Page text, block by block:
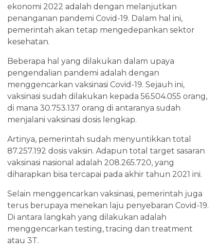
ekonomi 2022 adalah dengan melanjutkan
penanganan pandemi Covid-19. Dalam hal ini,
pemerintah akan tetap mengedepankan sektor
kesehatan.
Beberapa hal yang dilakukan dalam upaya
pengendalian pandemi adalah dengan
menggencarkan vaksinasi Covid-19. Sejauh ini,
vaksinasi sudah dilakukan kepada 56.504.055 orang,
di mana 30.753.137 orang di antaranya sudah
menjalani vaksinasi dosis lengkap.
Artinya, pemerintah sudah menyuntikkan total
87.257.192 dosis vaksin. Adapun total target sasaran
vaksinasi nasional adalah 208.265.720, yang
diharapkan bisa tercapai pada akhir tahun 2021 ini.
Selain menggencarkan vaksinasi, pemerintah juga
terus berupaya menekan laju penyebaran Covid-19.
Di antara langkah yang dilakukan adalah
menggencarkan testing, tracing dan treatment
atau 3T.